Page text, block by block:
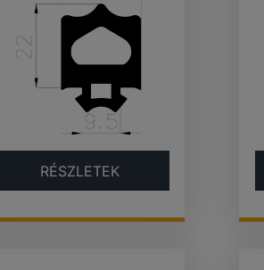
RÉSZLETEK